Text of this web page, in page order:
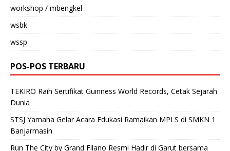
workshop / mbengkel
wsbk
wssp
POS-POS TERBARU
TEKIRO Raih Sertifikat Guinness World Records, Cetak Sejarah
Dunia
STSJ Yamaha Gelar Acara Edukasi Ramaikan MPLS di SMKN 1
Banjarmasin
Run The City by Grand Filano Resmi Hadir di Garut bersama